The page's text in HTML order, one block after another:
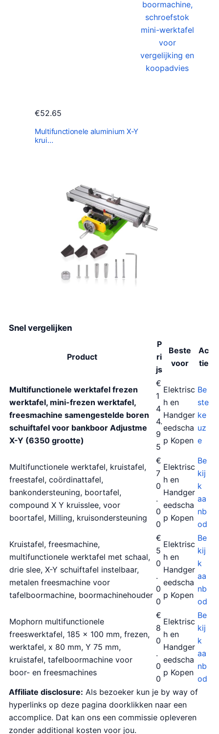
€52.65
Multifunctionele aluminium X-Y
krui…
Snel vergelijken
Product
P
ri
js
Beste
voor
Ac
tie
Multifunctionele werktafel frezen
werktafel, mini-frezen werktafel,
freesmachine samengestelde boren
schuiftafel voor bankboor Adjustme
X-Y (6350 grootte)
€
1
4
4.
9
5
Elektrisc
h en
Handger
eedscha
p Kopen
Be
ste
ke
uz
e
Multifunctionele werktafel, kruistafel,
freestafel, coördinattafel,
bankondersteuning, boortafel,
compound X Y kruisslee, voor
boortafel, Milling, kruisondersteuning
€
7
0
.
0
0
Elektrisc
h en
Handger
eedscha
p Kopen
Be
kij
k
aa
nb
od
Kruistafel, freesmachine,
multifunctionele werktafel met schaal,
drie slee, X-Y schuiftafel instelbaar,
metalen freesmachine voor
tafelboormachine, boormachinehouder
€
5
0
.
0
0
Elektrisc
h en
Handger
eedscha
p Kopen
Be
kij
k
aa
nb
od
Mophorn multifunctionele
freeswerktafel, 185 x 100 mm, frezen,
werktafel, x 80 mm, Y 75 mm,
kruistafel, tafelboormachine voor
boor- en freesmachines
€
8
0
.
0
0
Elektrisc
h en
Handger
eedscha
p Kopen
Be
kij
k
aa
nb
od
Affiliate disclosure: Als bezoeker kun je by way of
hyperlinks op deze pagina doorklikken naar een
accomplice. Dat kan ons een commissie opleveren
zonder additional kosten voor jou.